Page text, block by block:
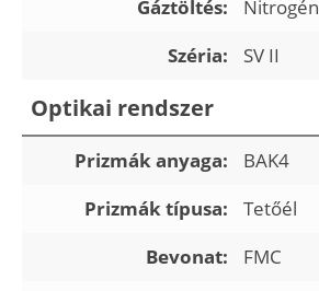
Gáztöltés:
Nitrogén
Széria:
SV II
Optikai rendszer
Prizmák anyaga:
BAK4
Prizmák típusa:
Tetőél
Bevonat:
FMC